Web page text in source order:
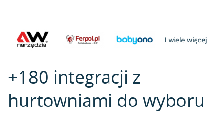
+180 integracji z
hurtowniami do wyboru